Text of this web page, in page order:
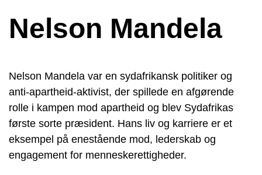
Nelson Mandela
Nelson Mandela var en sydafrikansk politiker og
anti-apartheid-aktivist, der spillede en afgørende
rolle i kampen mod apartheid og blev Sydafrikas
første sorte præsident. Hans liv og karriere er et
eksempel på enestående mod, lederskab og
engagement for menneskerettigheder.